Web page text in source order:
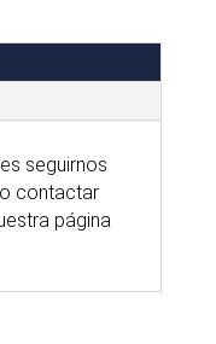
seguirnos
o contactar
página